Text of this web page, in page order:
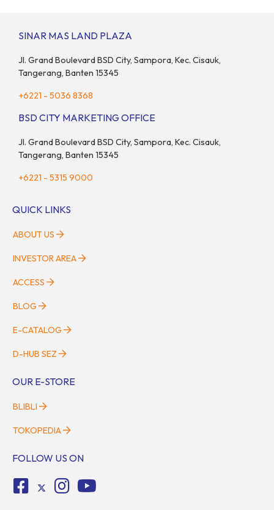
target. “Kami yakin target […]
SINAR MAS LAND PLAZA
Jl. Grand Boulevard BSD City, Sampora, Kec. Cisauk,
Tangerang, Banten 15345
+6221 - 5036 8368
BSD CITY MARKETING OFFICE
Jl. Grand Boulevard BSD City, Sampora, Kec. Cisauk,
Tangerang, Banten 15345
+6221 - 5315 9000
QUICK LINKS
ABOUT US
INVESTOR AREA
ACCESS
BLOG
E-CATALOG
D-HUB SEZ
OUR E-STORE
BLIBLI
TOKOPEDIA
FOLLOW US ON